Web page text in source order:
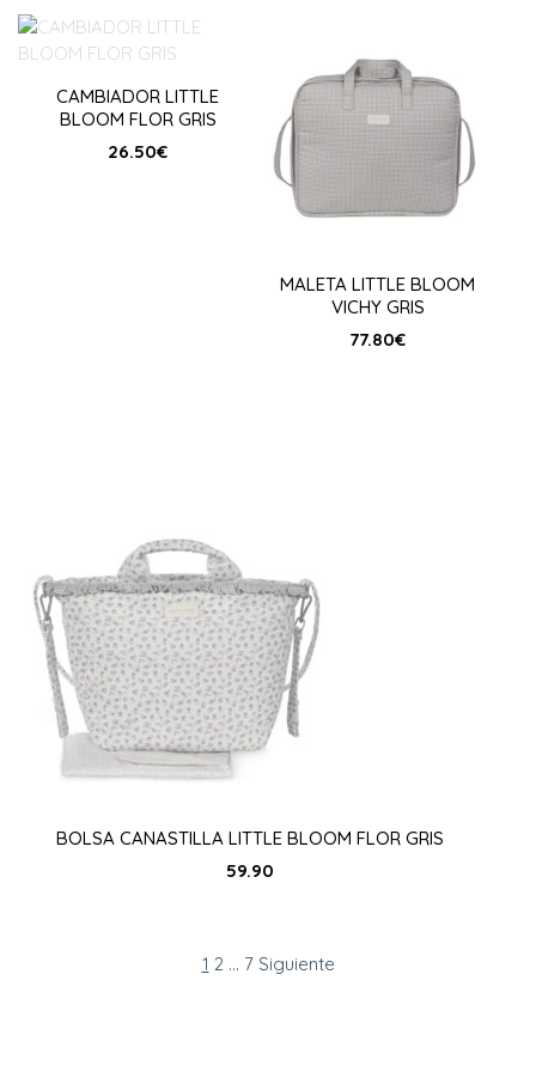
CAMBIADOR LITTLE
BLOOM FLOR GRIS
26.50€
MALETA LITTLE BLOOM
VICHY GRIS
77.80€
BOLSA CANASTILLA LITTLE BLOOM FLOR GRIS
59.90
Page
1 Page
2 … Page
7 Siguiente